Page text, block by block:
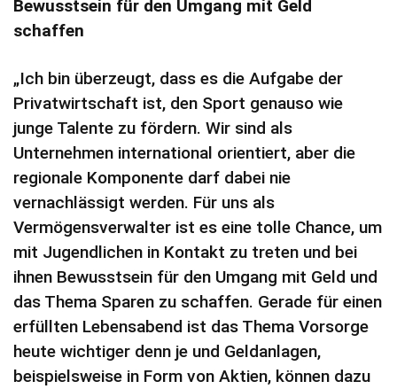
Bewusstsein für den Umgang mit Geld
schaffen
„Ich bin überzeugt, dass es die Aufgabe der
Privatwirtschaft ist, den Sport genauso wie
junge Talente zu fördern. Wir sind als
Unternehmen international orientiert, aber die
regionale Komponente darf dabei nie
vernachlässigt werden. Für uns als
Vermögensverwalter ist es eine tolle Chance, um
mit Jugendlichen in Kontakt zu treten und bei
ihnen Bewusstsein für den Umgang mit Geld und
das Thema Sparen zu schaffen. Gerade für einen
erfüllten Lebensabend ist das Thema Vorsorge
heute wichtiger denn je und Geldanlagen,
beispielsweise in Form von Aktien, können dazu